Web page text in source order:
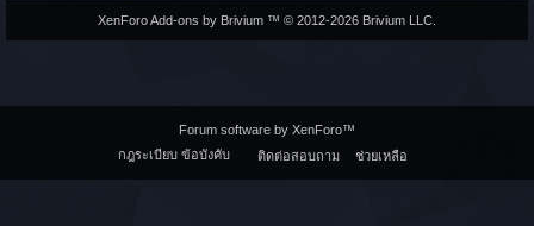
XenForo Add-ons by Brivium ™ © 2012-2026 Brivium LLC.
Forum software by XenForo™
กฎระเบียบ ข้อบังคับ
ติดต่อสอบถาม ช่วยเหลือ